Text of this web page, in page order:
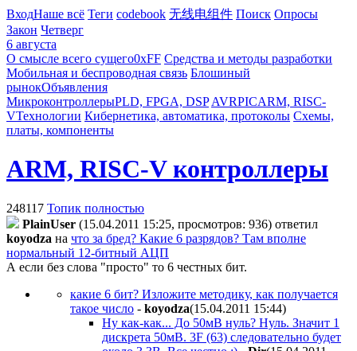
ВходНаше всё Теги codebook 无线电组件 Поиск Опросы
Закон Четверг
6 августа
О смысле всего сущего0xFF Средства и методы разработки
Мобильная и беспроводная связь Блошиный
рынокОбъявления
МикроконтроллерыPLD, FPGA, DSP AVRPICARM, RISC-
VТехнологии Кибернетика, автоматика, протоколы Схемы,
платы, компоненты
ARM, RISC-V контроллеры
248117 Топик полностью
PlainUser (15.04.2011 15:25, просмотров: 936) ответил
koyodza на что за бред? Какие 6 разрядов? Там вполне
нормальный 12-битный АЦП
А если без слова "просто" то 6 честных бит.
какие 6 бит? Изложите методику, как получается
такое число - koyodza(15.04.2011 15:44)
Ну как-как... До 50мВ нуль? Нуль. Значит 1
дискрета 50мВ. 3F (63) следовательно будет